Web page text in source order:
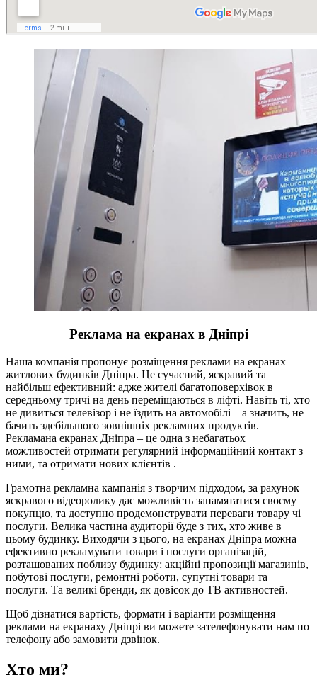
Реклама на екранах в Дніпрі
Наша компанія пропонує розміщення реклами на екранах
житлових будинків Дніпра. Це сучасний, яскравий та
найбільш ефективний: адже жителі багатоповерхівок в
середньому тричі на день переміщаються в ліфті. Навіть ті, хто
не дивиться телевізор і не їздить на автомобілі – а значить, не
бачить здебільшого зовнішніх рекламних продуктів.
Рекламана екранах Дніпра – це одна з небагатьох
можливостей отримати регулярний інформаційний контакт з
ними, та отримати нових клієнтів .
Грамотна рекламна кампанія з творчим підходом, за рахунок
яскравого відеоролику дає можливість запамятатися своєму
покупцю, та доступно продемонструвати переваги товару чі
послуги. Велика частина аудиторії буде з тих, хто живе в
цьому будинку. Виходячи з цього, на екранах Дніпра можна
ефективно рекламувати товари і послуги організацій,
розташованих поблизу будинку: акційні пропозиції магазинів,
побутові послуги, ремонтні роботи, супутні товари та
послуги. Та великі бренди, як довісок до ТВ активностей.
Щоб дізнатися вартість, формати і варіанти розміщення
реклами на екранаху Дніпрі ви можете зателефонувати нам по
телефону або замовити дзвінок.
Хто ми?